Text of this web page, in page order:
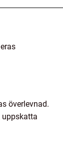
överlevnad.